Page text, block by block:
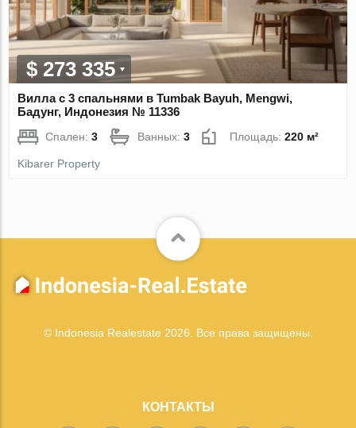
$ 273 335
Вилла с 3 спальнями в Tumbak Bayuh, Mengwi,
Бадунг, Индонезия № 11336
Спален:3 Ванных:3 Площадь:220 м²
Kibarer Property
© Indonesia Realestate 2026. Все права защищены.
КОНТАКТЫ